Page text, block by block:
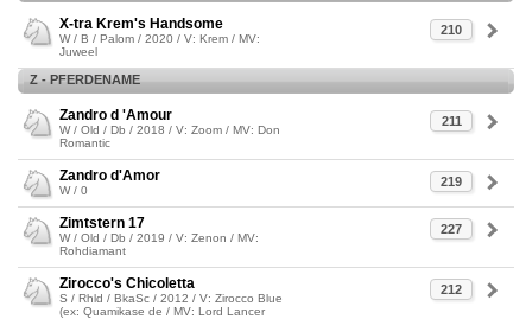
210
X-tra Krem's Handsome
W / B / Palom / 2020 / V: Krem / MV:
Juweel
Z - PFERDENAME
211
Zandro d 'Amour
W / Old / Db / 2018 / V: Zoom / MV: Don
Romantic
219
Zandro d'Amor
W / 0
227
Zimtstern 17
W / Old / Db / 2019 / V: Zenon / MV:
Rohdiamant
212
Zirocco's Chicoletta
S / Rhld / BkaSc / 2012 / V: Zirocco Blue
(ex: Quamikase de / MV: Lord Lancer